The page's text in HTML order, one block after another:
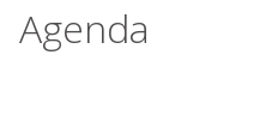
Agenda